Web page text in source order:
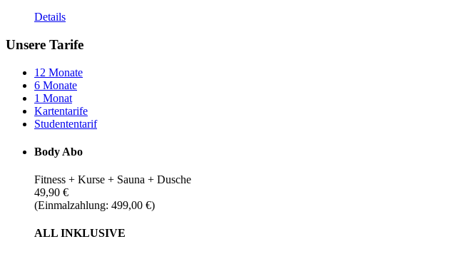
Details
Unsere Tarife
12 Monate
6 Monate
1 Monat
Kartentarife
Studententarif
Body Abo
Fitness + Kurse + Sauna + Dusche
49,90 €
(Einmalzahlung: 499,00 €)
ALL INKLUSIVE